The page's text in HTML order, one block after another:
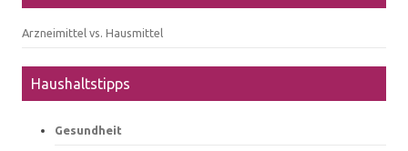
Arzneimittel vs. Hausmittel
Haushaltstipps
Gesundheit